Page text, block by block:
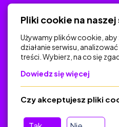
Na skróty
Polityka Prywatności
Regulamin
O platformie
Baza materiałów
Pliki cookie na
Używamy plików cookie,
działanie serwisu,
treści. Wybierz, na co się
Dowiedz się więcej
Czy akceptujesz pliki